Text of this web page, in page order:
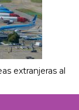
extranjeras al